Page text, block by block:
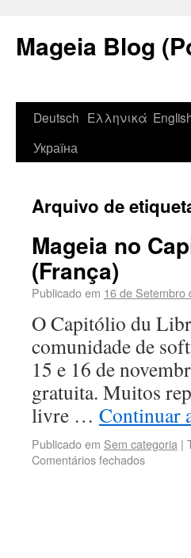
Mageia Blog
Deutsch Ελληνικά
Україна
Arquivo de
Mageia no
(França)
Publicado em 16 de Setembro
O Capitólio du
comunidade de
15 e 16 de
gratuita. Muitos
livre … Continuar
Publicado em Sem categoria |
Comentários fechados